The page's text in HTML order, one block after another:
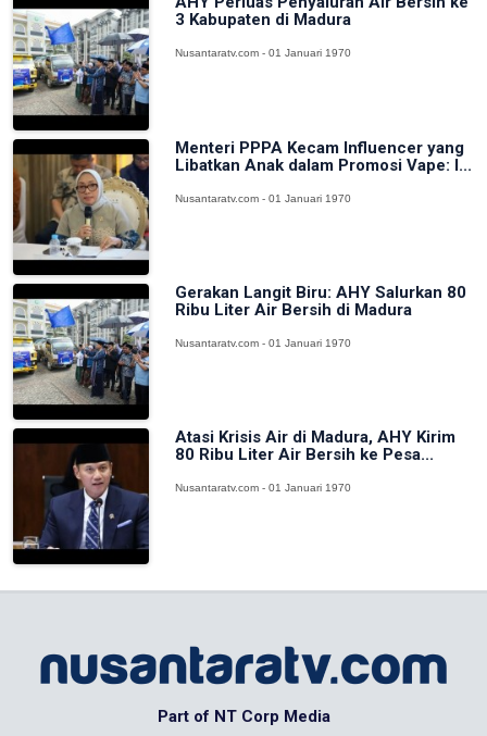
3 Kabupaten di Madura
Nusantaratv.com - 01 Januari 1970
Menteri PPPA Kecam Influencer yang
Libatkan Anak dalam Promosi Vape: I...
Nusantaratv.com - 01 Januari 1970
Gerakan Langit Biru: AHY Salurkan 80
Ribu Liter Air Bersih di Madura
Nusantaratv.com - 01 Januari 1970
Atasi Krisis Air di Madura, AHY Kirim
80 Ribu Liter Air Bersih ke Pesa...
Nusantaratv.com - 01 Januari 1970
Part of NT Corp Media